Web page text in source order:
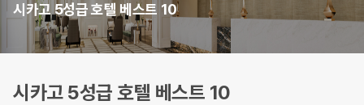
시카고 5성급 호텔 베스트 10
시카고 5성급 호텔 베스트 10